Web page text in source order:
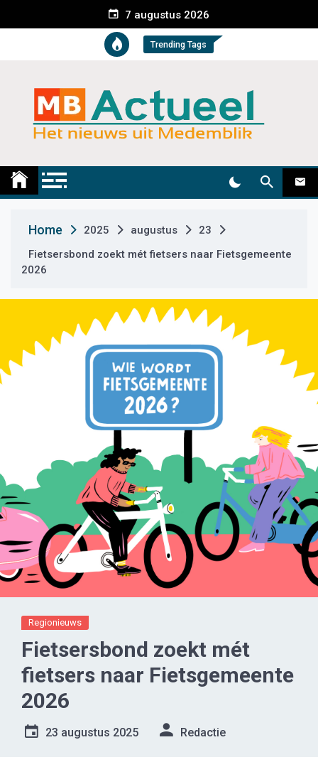
e
t
7 augustus 2026
Trending Tags
Medemblik Actueel
Home 2025 augustus
23
Fietsersbond zoekt mét fietsers naar Fietsgemeente
2026
Regionieuws
Fietsersbond zoekt mét
fietsers naar Fietsgemeente
2026
23 augustus 2025 Redactie